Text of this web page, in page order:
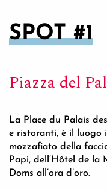
SPOT #1
Piazza del
La Place du Palais
e ristoranti, è il luogo
mozzafiato della
Papi, dell’Hôtel de la
Doms all’ora d’oro.